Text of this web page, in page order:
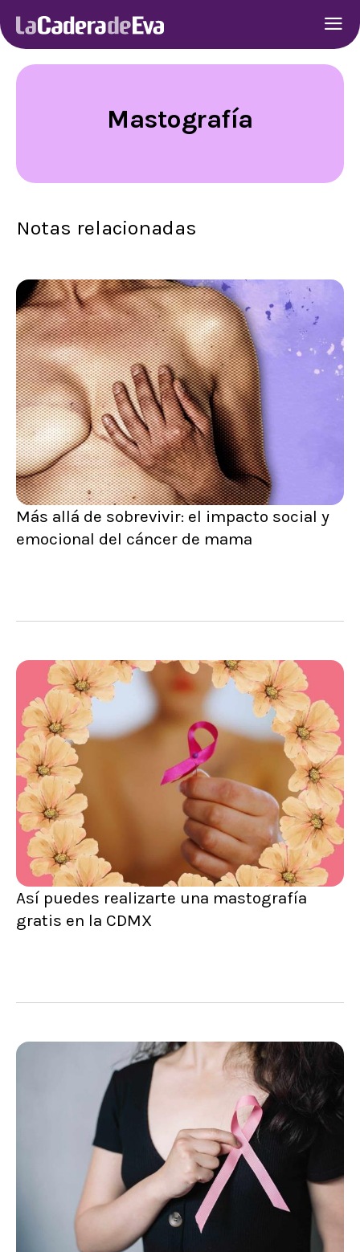
Mastografía
Notas relacionadas
Más allá de sobrevivir: el impacto social y
emocional del cáncer de mama
Así puedes realizarte una mastografía
gratis en la CDMX